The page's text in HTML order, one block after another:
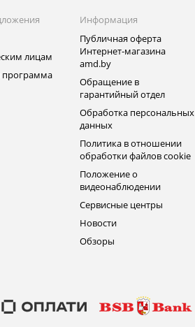
лицам
программа
Информация
Публичная оферта
Интернет-магазина
amd.by
Обращение в
гарантийный отдел
Обработка персональных
данных
Политика в отношении
обработки файлов cookie
Положение о
видеонаблюдении
Сервисные центры
Новости
Обзоры